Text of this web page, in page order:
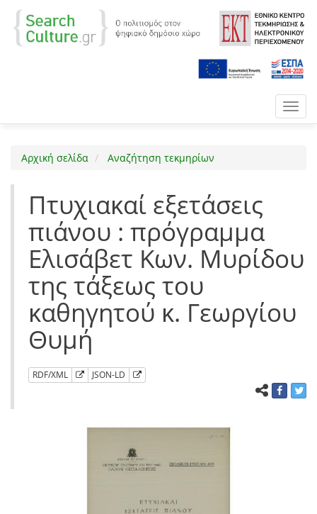
Αρχική σελίδα Αναζήτηση τεκμηρίων
Πτυχιακαί εξετάσεις
πιάνου : πρόγραμμα
Ελισάβετ Κων. Μυρίδου
της τάξεως του
καθηγητού κ. Γεωργίου
Θυμή
RDF/XML JSON-LD